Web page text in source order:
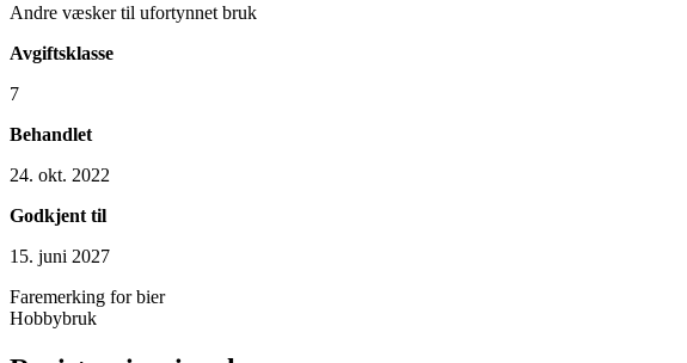
Andre væsker til ufortynnet bruk
Avgiftsklasse
7
Behandlet
24. okt. 2022
Godkjent til
15. juni 2027
Faremerking for bier
Hobbybruk